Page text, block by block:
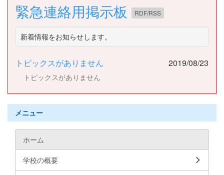
緊急連絡用掲示板 RDF/RSS
新着情報をお知らせします。
トピックスがありません 2019/08/23
トピックスがありません
メニュー
ホーム
学校の概要